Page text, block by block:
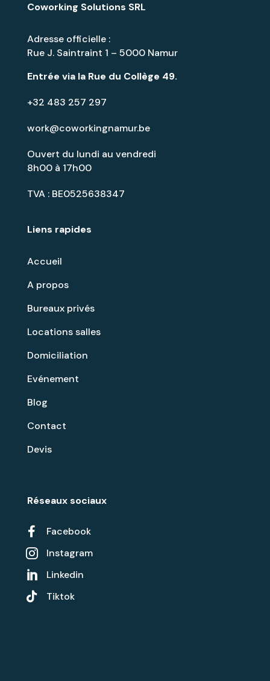
Réseaux sociaux
 Facebook
 Instagram

Linkedin

Tiktok
Liens rapides
Accueil
A propos
Bureaux privés
Locations salles
Domiciliation
Evénement
Blog
Contact
Devis
Coworking Solutions SRL
Adresse officielle :
Rue J. Saintraint 1 – 5000 Namur
Entrée via la Rue du Collège 49.
+32 483 257 297
work@coworkingnamur.be
Ouvert du lundi au vendredi
8h00 à 17h00
TVA : BE0525638347